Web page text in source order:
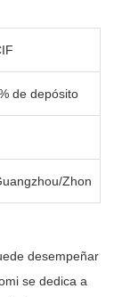
de depósito
desempeñar
se dedica a